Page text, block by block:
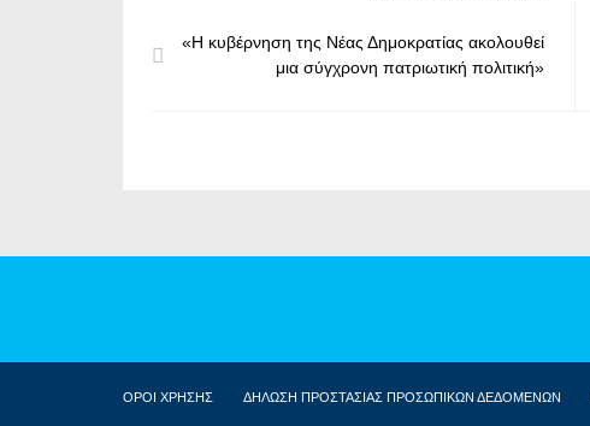
«Η κυβέρνηση της Νέας Δημοκρατίας ακολουθεί
μια σύγχρονη πατριωτική πολιτική»
ΟΡΟΙ ΧΡΗΣΗΣ ΔΗΛΩΣΗ ΠΡΟΣΤΑΣΙΑΣ ΠΡΟΣΩΠΙΚΩΝ ΔΕΔΟΜΕΝΩΝ